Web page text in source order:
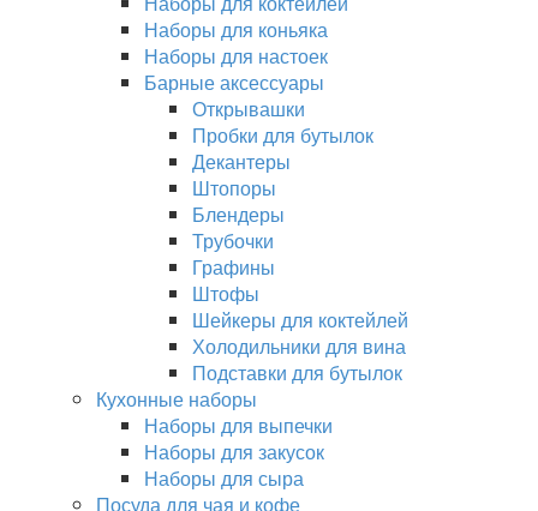
Наборы для коньяка
Наборы для настоек
Барные аксессуары
Открывашки
Пробки для бутылок
Декантеры
Штопоры
Блендеры
Трубочки
Графины
Штофы
Шейкеры для коктейлей
Холодильники для вина
Подставки для бутылок
Кухонные наборы
Наборы для выпечки
Наборы для закусок
Наборы для сыра
Посуда для чая и кофе